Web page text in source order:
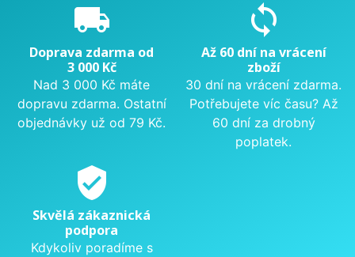
local_shipping
Doprava zdarma od
3 000 Kč
Nad 3 000 Kč máte
dopravu zdarma. Ostatní
objednávky už od 79 Kč.
sync
Až 60 dní na vrácení
zboží
30 dní na vrácení zdarma.
Potřebujete víc času? Až
60 dní za drobný
poplatek.
verified_user
Skvělá zákaznická
podpora
Kdykoliv poradíme s